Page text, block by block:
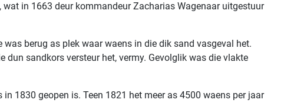
in 1663 deur kommandeur Zacharias Wagenaar uitgestuur
berug as plek waar waens in die dik sand vasgeval het.
dun sandkors versteur het, vermy. Gevolglik was die vlakte
1830 geopen is. Teen 1821 het meer as 4500 waens per jaar